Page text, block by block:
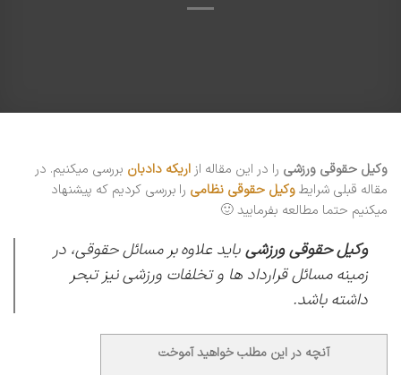
وکیل حقوقی ورزشی را در این مقاله از اریکه دادبان بررسی میکنیم. در
مقاله قبلی شرایطوکیل حقوقی نظامی را بررسی کردیم که پیشنهاد
میکنیم حتما مطالعه بفرمایید 🙂
وکیل حقوقی ورزشیباید علاوه بر مسائل حقوقی، در
زمینه مسائل قرارداد ها و تخلفات ورزشی نیز تبحر
داشته باشد.
آنچه در این مطلب خواهید آموخت